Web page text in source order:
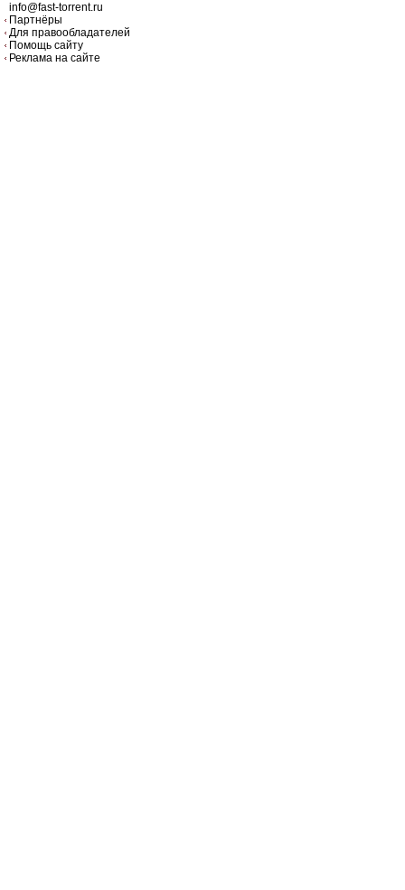
info@fast-torrent.ru
Партнёры
Для правообладателей
Помощь сайту
Реклама на сайте